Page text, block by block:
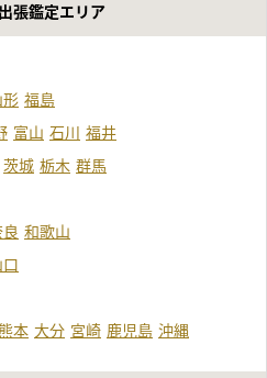
張鑑定エリア
形 福島
富山 石川 福井
茨城 栃木 群馬
和歌山
口
本 大分 宮崎 鹿児島 沖縄